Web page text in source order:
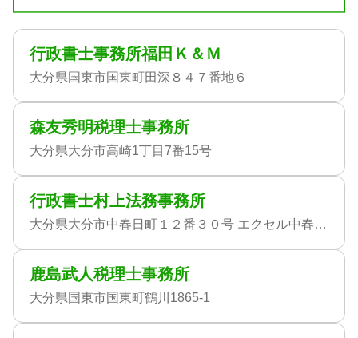
行政書士事務所福田Ｋ＆Ｍ
大分県国東市国東町田深８４７番地６
森友秀明税理士事務所
大分県大分市高崎1丁目7番15号
行政書士村上法務事務所
大分県大分市中春日町１２番３０号 エクセル中春日ビル３０１号室
鹿島武人税理士事務所
大分県国東市国東町鶴川1865-1